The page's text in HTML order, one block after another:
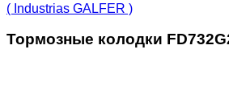
( Industrias GALFER )
Тормозные колодки